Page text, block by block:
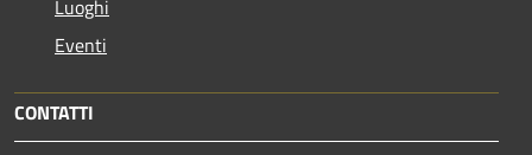
Luoghi
Eventi
CONTATTI